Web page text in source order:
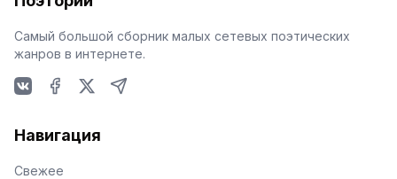
Самый большой сборник малых сетевых поэтических
жанров в интернете.
Навигация
Свежее